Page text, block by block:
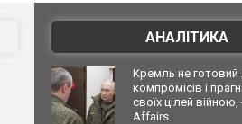
АНАЛІТИКА
Кремль не готовий
компромісів і
своїх цілей
Affairs